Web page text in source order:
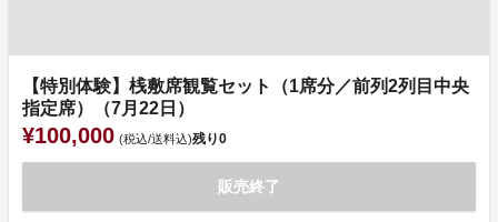
【特別体験】桟敷席観覧セット（1席分／前列2列目中央
指定席）（7月22日）
¥100,000 (税込/送料込)残り0
販売終了